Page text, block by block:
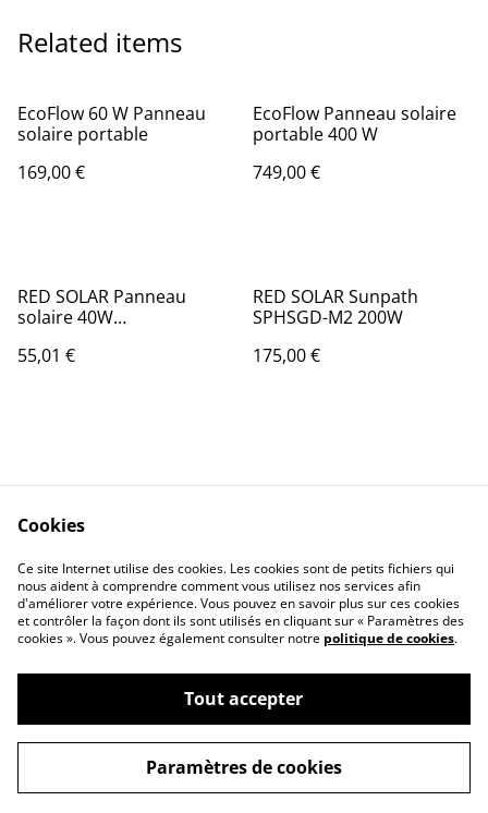
Related items
EcoFlow 60 W Panneau
solaire portable
169,00 €
EcoFlow Panneau solaire
portable 400 W
749,00 €
RED SOLAR Panneau
solaire 40W
M (550x505x25mm)
55,01 €
RED SOLAR Sunpath
SPHSGD-M2 200W
175,00 €
Contact Us
Legal Terms
Privacy Policy
Cookie Policy
©2026SXM DOMOTIQUE
powered by
Cookies
Ce site Internet utilise des cookies. Les cookies sont de petits fichiers qui
nous aident à comprendre comment vous utilisez nos services afin
d'améliorer votre expérience. Vous pouvez en savoir plus sur ces cookies
et contrôler la façon dont ils sont utilisés en cliquant sur « Paramètres des
cookies ». Vous pouvez également consulter notre politique de cookies.
Tout accepter
Paramètres de cookies